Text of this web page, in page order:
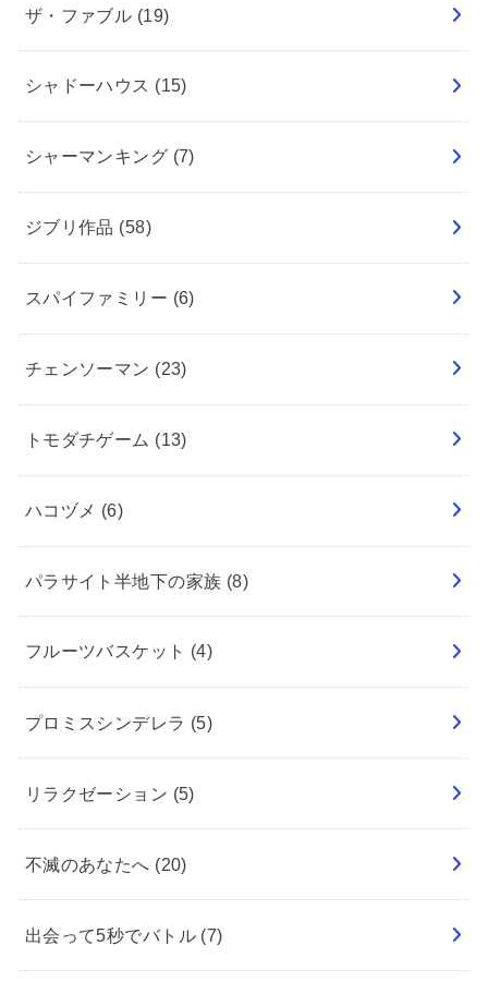
ザ・ファブル (19)
シャドーハウス (15)
シャーマンキング (7)
ジブリ作品 (58)
スパイファミリー (6)
チェンソーマン (23)
トモダチゲーム (13)
ハコヅメ (6)
パラサイト半地下の家族 (8)
フルーツバスケット (4)
プロミスシンデレラ (5)
リラクゼーション (5)
不滅のあなたへ (20)
出会って5秒でバトル (7)